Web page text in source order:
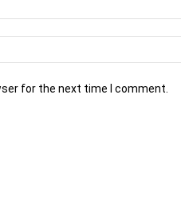
for the next time I comment.